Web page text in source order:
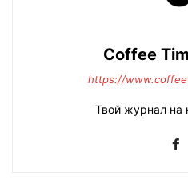
Coffee
https://
Твой журнал на